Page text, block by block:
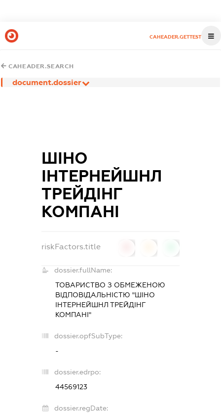
CAHEADER.GETTEST
CAHEADER.SEARCH
document.dossier
ШІНО
ІНТЕРНЕЙШНЛ
ТРЕЙДІНГ
КОМПАНІ
riskFactors.title
dossier.fullName:
ТОВАРИСТВО З ОБМЕЖЕНОЮ
ВІДПОВІДАЛЬНІСТЮ "ШІНО
ІНТЕРНЕЙШНЛ ТРЕЙДІНГ
КОМПАНІ"
dossier.opfSubType:
-
dossier.edrpo:
44569123
dossier.regDate: